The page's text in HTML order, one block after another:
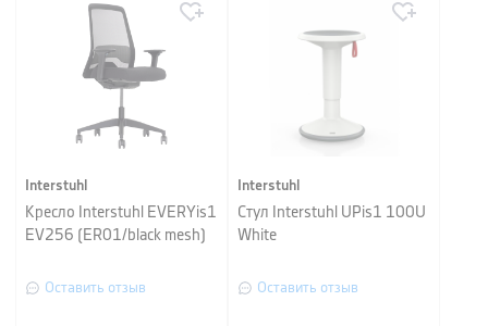
Interstuhl
Кресло Interstuhl EVERYis1
EV256 (ER01/black mesh)
Оставить отзыв
Interstuhl
Стул Interstuhl UPis1 100U
White
Оставить отзыв